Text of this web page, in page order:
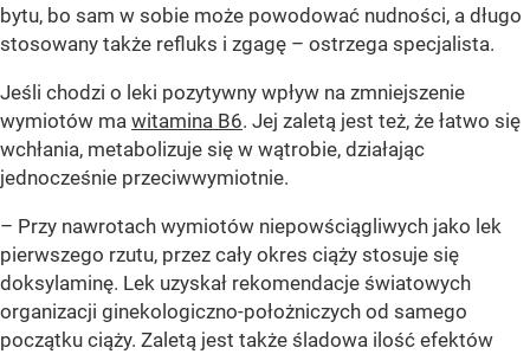
bytu, bo sam w sobie może powodować nudności, a długo
stosowany także refluks i zgagę – ostrzega specjalista.
Jeśli chodzi o leki pozytywny wpływ na zmniejszenie
wymiotów ma witamina B6. Jej zaletą jest też, że łatwo się
wchłania, metabolizuje się w wątrobie, działając
jednocześnie przeciwwymiotnie.
– Przy nawrotach wymiotów niepowściągliwych jako lek
pierwszego rzutu, przez cały okres ciąży stosuje się
doksylaminę. Lek uzyskał rekomendacje światowych
organizacji ginekologiczno-położniczych od samego
początku ciąży. Zaletą jest także śladowa ilość efektów